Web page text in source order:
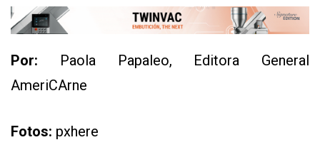
CONCURSO
PREMIO
Por: Paola Papaleo, Editora General
AmeriCArne
Fotos: pxhere